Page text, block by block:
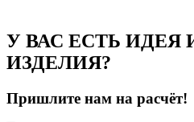
У ВАС ЕСТЬ ИДЕЯ
ИЗДЕЛИЯ?
Пришлите нам на расчёт!